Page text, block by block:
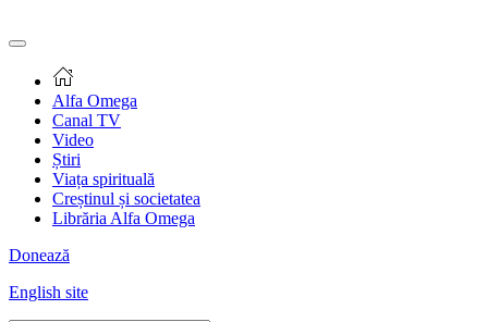
Alfa Omega
Canal TV
Video
Știri
Viața spirituală
Creștinul și societatea
Librăria Alfa Omega
Donează
English site